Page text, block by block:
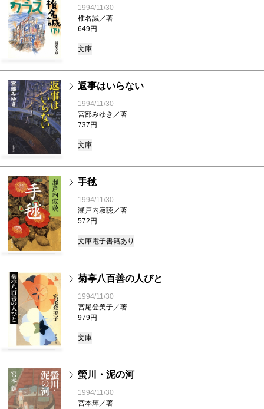
1994/11/30
椎名誠／著
649円
文庫
返事はいらない
1994/11/30
宮部みゆき／著
737円
文庫
手毬
1994/11/30
瀬戸内寂聴／著
572円
文庫電子書籍あり
菊亭八百善の人びと
1994/11/30
宮尾登美子／著
979円
文庫
螢川・泥の河
1994/11/30
宮本輝／著